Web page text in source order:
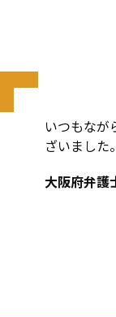
いつもなが
ざいました。
大阪府弁護